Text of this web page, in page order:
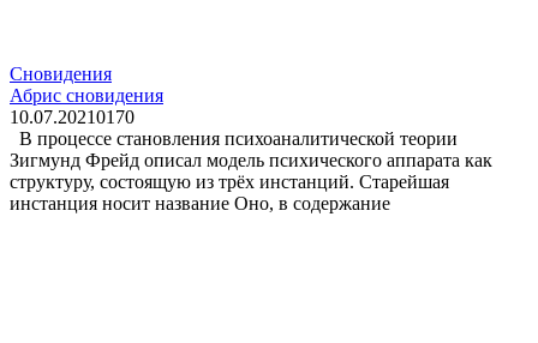
Сновидения
Абрис сновидения
10.07.20210170
В процессе становления психоаналитической теории
Зигмунд Фрейд описал модель психического аппарата как
структуру, состоящую из трёх инстанций. Старейшая
инстанция носит название Оно, в содержание